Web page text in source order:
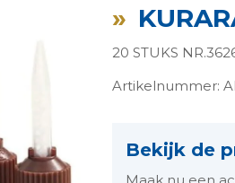
20 STUKS
Artikelnummer:
Bekijk de
Maak nu een